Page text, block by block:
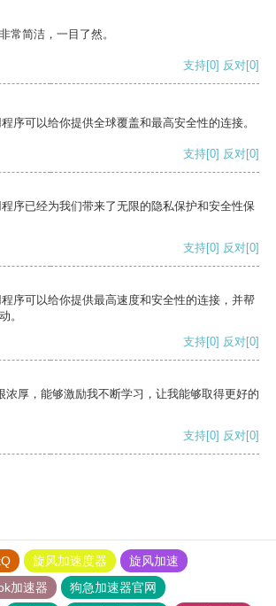
常简洁，一目了然。
支持[0] 反对[0]
序可以给你提供全球覆盖和最高安全性的连接。
支持[0] 反对[0]
序已经为我们带来了无限的隐私保护和安全性保
支持[0] 反对[0]
序可以给你提供最高速度和安全性的连接，并帮
。
支持[0] 反对[0]
浓厚，能够激励我不断学习，让我能够取得更好的
支持[0] 反对[0]
旋风加速度器
旋风加速
加速器
狗急加速器官网